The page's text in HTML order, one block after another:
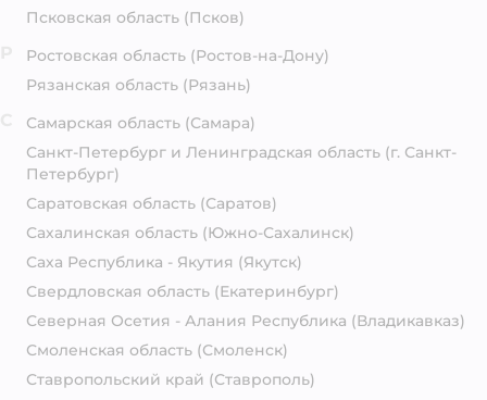
Псковская область (Псков)
Ростовская область (Ростов-на-Дону)
Рязанская область (Рязань)
Самарская область (Самара)
Санкт-Петербург и Ленинградская область (г. Санкт-
Петербург)
Саратовская область (Саратов)
Сахалинская область (Южно-Сахалинск)
Саха Республика - Якутия (Якутск)
Свердловская область (Екатеринбург)
Северная Осетия - Алания Республика (Владикавказ)
Смоленская область (Смоленск)
Ставропольский край (Ставрополь)